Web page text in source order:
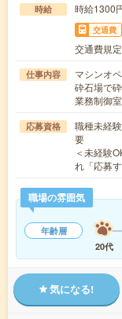
時給 時給1300
交通費
交通費規
仕事内容
マシンオ
砕石場で
業務制御
応募資格
職種未経
要
＜未経験
れ「応募
職場の雰囲気
年齢層
20代
気になる!